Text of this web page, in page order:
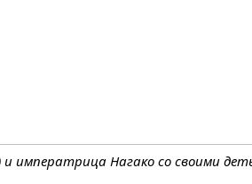
императрица Нагако со своими